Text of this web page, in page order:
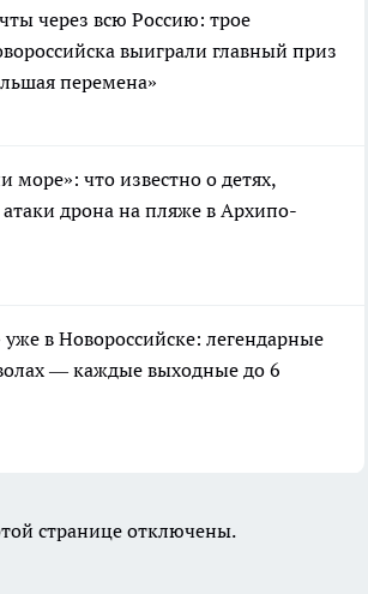
через всю Россию: трое
выиграли главный приз
перемена»
море»: что известно о детях,
дрона на пляже в Архипо-
в Новороссийске: легендарные
— каждые выходные до 6
странице отключены.